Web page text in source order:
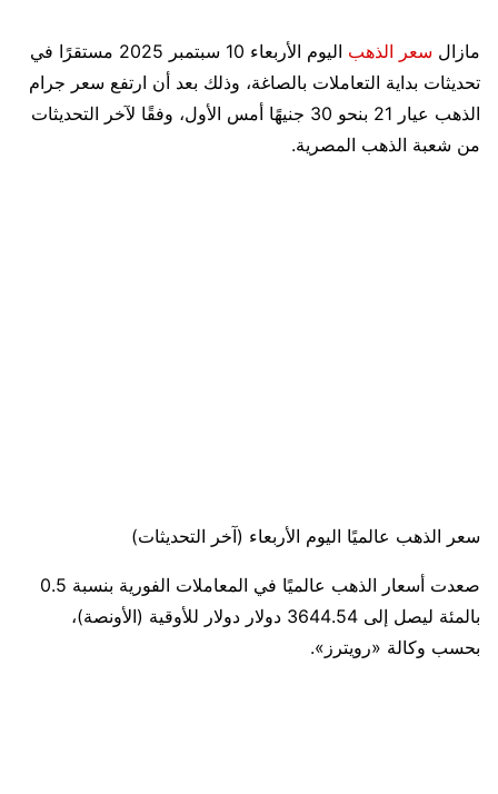
مازال سعر الذهب
اليوم الأربعاء 10 سبتمبر 2025 مستقرًا في
تحديثات بداية التعاملات بالصاغة، وذلك بعد أن ارتفع سعر جرام
الذهب عيار 21 بنحو 30 جنيهًا أمس الأول، وفقًا لآخر التحديثات
من شعبة الذهب المصرية.
سعر الذهب عالميًا اليوم الأربعاء (آخر التحديثات)
صعدت أسعار الذهب عالميًا في المعاملات الفورية بنسبة 0.5
بالمئة ليصل إلى 3644.54 دولار دولار للأوقية (الأونصة)،
بحسب وكالة «رويترز».